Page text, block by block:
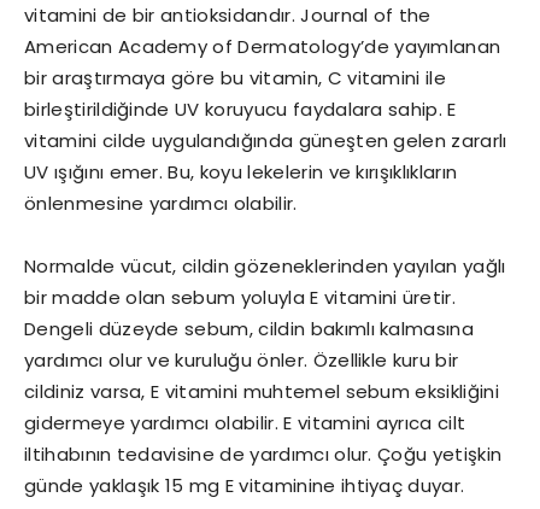
vitamini de bir antioksidandır. Journal of the
American Academy of Dermatology’de yayımlanan
bir araştırmaya göre bu vitamin, C vitamini ile
birleştirildiğinde UV koruyucu faydalara sahip. E
vitamini cilde uygulandığında güneşten gelen zararlı
UV ışığını emer. Bu, koyu lekelerin ve kırışıklıkların
önlenmesine yardımcı olabilir.
Normalde vücut, cildin gözeneklerinden yayılan yağlı
bir madde olan sebum yoluyla E vitamini üretir.
Dengeli düzeyde sebum, cildin bakımlı kalmasına
yardımcı olur ve kuruluğu önler. Özellikle kuru bir
cildiniz varsa, E vitamini muhtemel sebum eksikliğini
gidermeye yardımcı olabilir. E vitamini ayrıca cilt
iltihabının tedavisine de yardımcı olur. Çoğu yetişkin
günde yaklaşık 15 mg E vitaminine ihtiyaç duyar.